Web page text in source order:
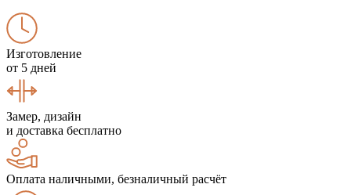
Изготовление
от 5 дней
Замер, дизайн
и доставка бесплатно
Оплата наличными, безналичный расчёт